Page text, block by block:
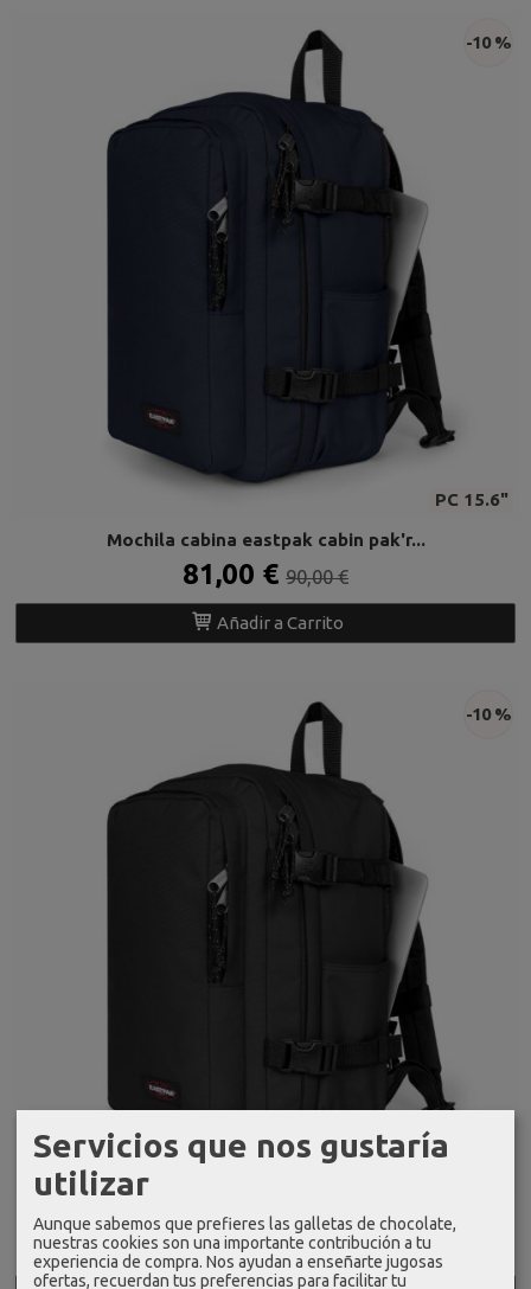
PC 15.6"
-10 %
Mochila cabina eastpak cabin pak'r...
81,00 € 90,00 €
Añadir a Carrito
-10 %
Mochila cabina eastpak cabin pak'r...
81,00 €90,00 €
Servicios que nos gustaría
utilizar
Aunque sabemos que prefieres las galletas de chocolate,
nuestras cookies son una importante contribución a tu
experiencia de compra. Nos ayudan a enseñarte jugosas
ofertas, recuerdan tus preferencias para facilitar tu